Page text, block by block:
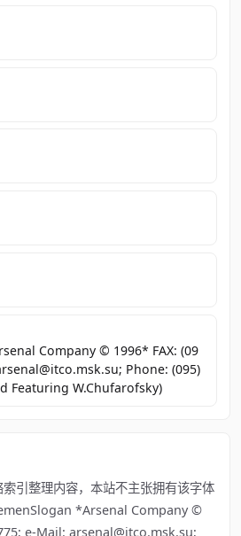
Company © 1996* FAX: (09
Phone: (095)
Featuring W.Chufarofsky)
引整理内容，本站不主张拥有该字体
*Arsenal Company ©
e-Mail: arsenal@itco.msk.su;